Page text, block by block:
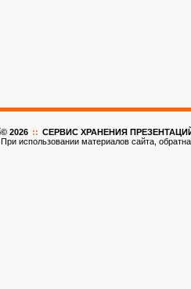
© 2026 :: CЕРВИС ХРАНЕНИЯ ПРЕЗЕНТАЦИЙ
При использовании материалов сайта,